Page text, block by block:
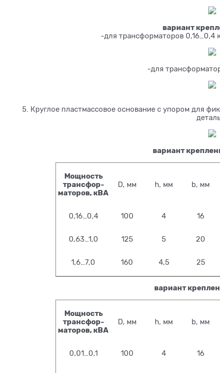
вариант
-для трансформаторов 0,16…0,4
-для
5. Круглое пластмассовое основание с упором для
вариант
Мощность
трансфор-
маторов, кВА
D, мм h, мм b, мм
0,16…0,4 100 4 16
0,63…1,0 125 5 20
1,6…7,0 160 4,5 25
вариант
Мощность
трансфор-
маторов, кВА
D, мм h, мм b, мм
0,01…0,1 100 4 16